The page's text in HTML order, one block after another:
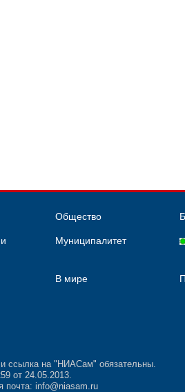
Общество
Муниципалитет
В мире
ссылка на "НИАСам" обязательны.
от 24.05.2013.
почта: info@niasam.ru